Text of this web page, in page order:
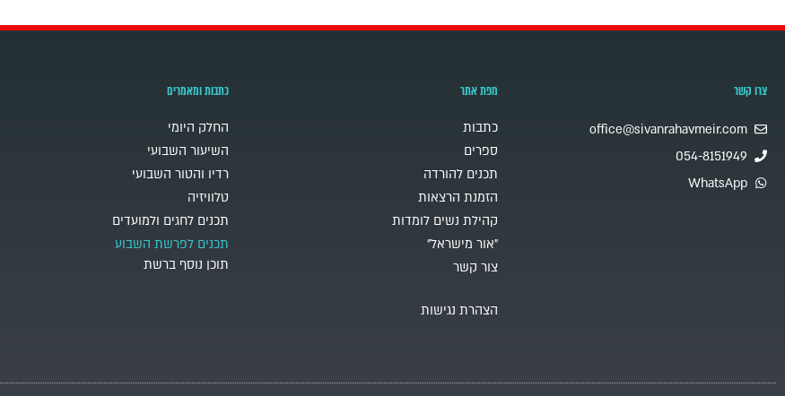
צרו קשר
office@sivanrahavmeir.com
054-8151949
WhatsApp
מפת אתר
כתבות
ספרים
תכנים להורדה
הזמנת הרצאות
קהילת נשים לומדות
"אור מישראל"
צור קשר
הצהרת נגישות
כתבות ומאמרים
החלק היומי
השיעור השבועי
רדיו והטור השבועי
טלוויזיה
תכנים לחגים ולמועדים
תכנים לפרשת השבוע
תוכן נוסף ברשת